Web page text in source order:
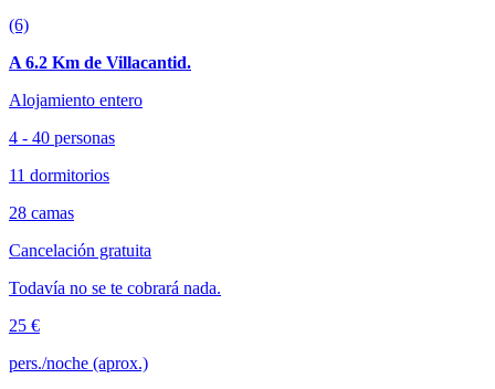
(6)
A 6.2 Km de Villacantid.
Alojamiento entero
4 - 40 personas
11 dormitorios
28 camas
Cancelación gratuita
Todavía no se te cobrará nada.
25 €
pers./noche (aprox.)